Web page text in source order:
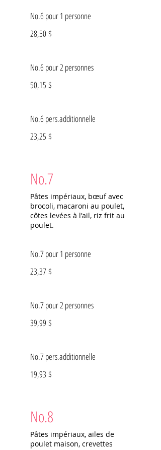
No.6 pour 1 personne
28,50 $
No.6 pour 2 personnes
50,15 $
No.6 pers.additionnelle
23,25 $
No.7
Pâtes impériaux, bœuf avec
brocoli, macaroni au poulet,
côtes levées à l'ail, riz frit au
poulet.
No.7 pour 1 personne
23,37 $
No.7 pour 2 personnes
39,99 $
No.7 pers.additionnelle
19,93 $
No.8
Pâtes impériaux, ailes de
poulet maison, crevettes